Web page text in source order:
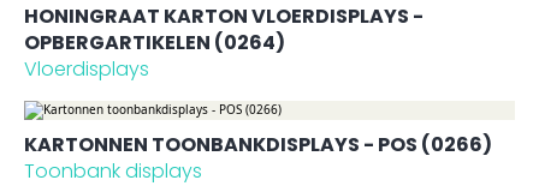
HONINGRAAT KARTON VLOERDISPLAYS -
OPBERGARTIKELEN (0264)
Vloerdisplays
KARTONNEN TOONBANKDISPLAYS - POS (0266)
Toonbank displays